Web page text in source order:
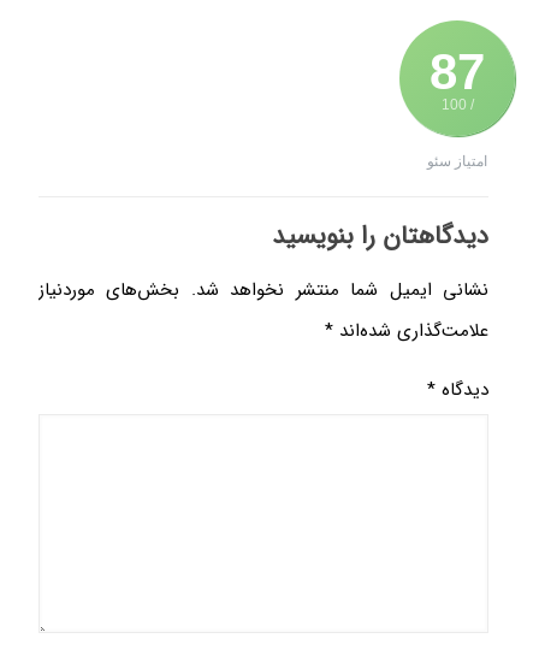
87
/ 100
امتیاز سئو
دیدگاهتان را بنویسید
نشانی ایمیل شما منتشر نخواهد شد.
بخش‌های موردنیاز
علامت‌گذاری شده‌اند *
دیدگاه*